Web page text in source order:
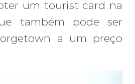
um tourist card na
também pode ser
a um preço